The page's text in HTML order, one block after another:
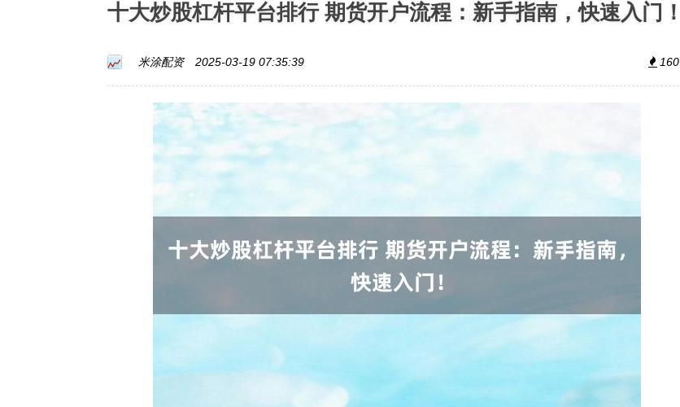
十大炒股杠杆平台排行 期货开户流程：新手指南，快速入门！
米涂配资 2025-03-19 07:35:39 160